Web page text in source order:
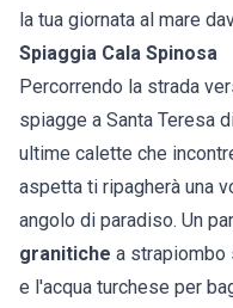
la tua giornata al mare
Spiaggia Cala Spinosa
Percorrendo la strada
spiagge a Santa Teresa
ultime calette che
aspetta ti ripagherà una
angolo di paradiso. Un
granitiche a strapiombo
e l'acqua turchese per